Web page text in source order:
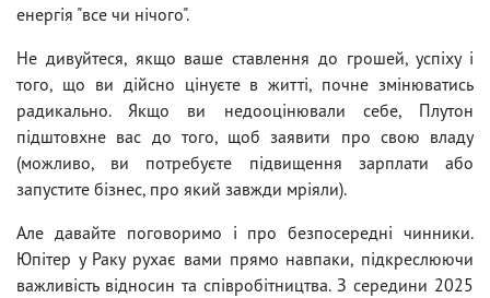
енергія "все чи нічого".
Не дивуйтеся, якщо ваше ставлення до грошей, успіху і
того, що ви дійсно цінуєте в житті, почне змінюватись
радикально. Якщо ви недооцінювали себе, Плутон
підштовхне вас до того, щоб заявити про свою владу
(можливо, ви потребуєте підвищення зарплати або
запустите бізнес, про який завжди мріяли).
Але давайте поговоримо і про безпосередні чинники.
Юпітер у Раку рухає вами прямо навпаки, підкреслюючи
важливість відносин та співробітництва. З середини 2025